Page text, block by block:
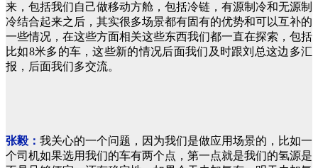
来，包括我们自己做移动方舱，包括冷链，有源制冷和无源制
冷结合起来之后，其实很多场景都有固有的优势和可以互补的
一些情况，在这些方面相关这些东西我们都一直在探索，包括
比如8米多的车，这些新的情况后面我们及时跟刘总这边多汇
报，后面我们多交流。
张毅： 我关心的一个问题，因为我们是做应用场景的，比如一
个司机如果选用我们的车有两个点，第一点就是我们的氢源是